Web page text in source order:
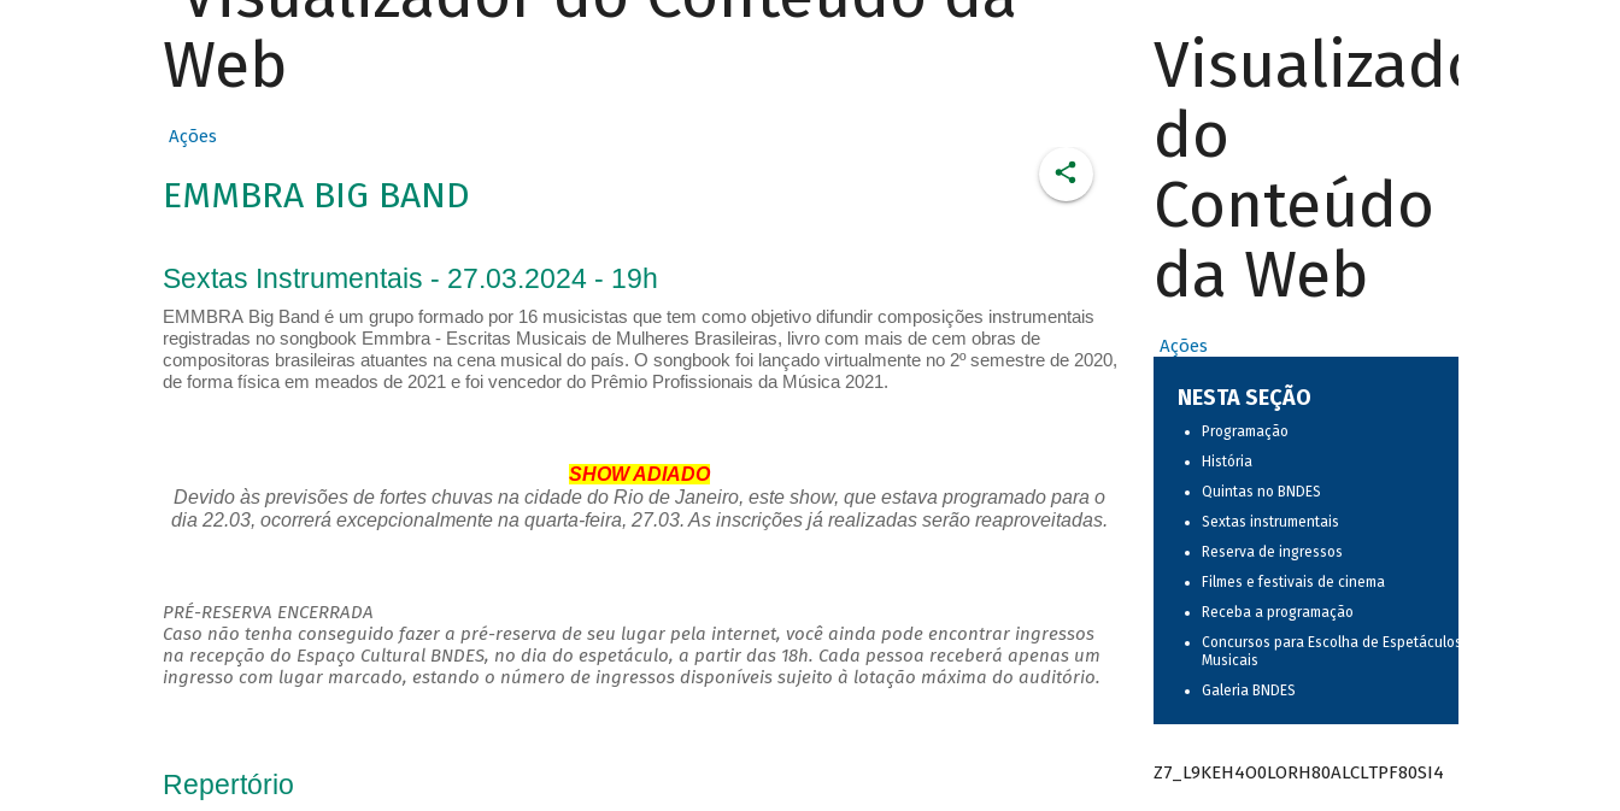
Web
Ações
EMMBRA BIG BAND
Sextas Instrumentais - 27.03.2024 - 19h
EMMBRA Big Band é um grupo formado por 16 musicistas que tem como objetivo difundir composições instrumentais
registradas no songbook Emmbra - Escritas Musicais de Mulheres Brasileiras, livro com mais de cem obras de
compositoras brasileiras atuantes na cena musical do país. O songbook foi lançado virtualmente no 2º semestre de 2020,
de forma física em meados de 2021 e foi vencedor do Prêmio Profissionais da Música 2021.
SHOW ADIADO
Devido às previsões de fortes chuvas na cidade do Rio de Janeiro, este show, que estava programado para o
dia 22.03, ocorrerá excepcionalmente na quarta-feira, 27.03. As inscrições já realizadas serão reaproveitadas.
PRÉ-RESERVA ENCERRADA
Caso não tenha conseguido fazer a pré-reserva de seu lugar pela internet, você ainda pode encontrar ingressos
na recepção do Espaço Cultural BNDES, no dia do espetáculo, a partir das 18h. Cada pessoa receberá apenas um
ingresso com lugar marcado, estando o número de ingressos disponíveis sujeito à lotação máxima do auditório.
Repertório
Visualizador
do
Conteúdo
da Web
Ações
NESTA SEÇÃO
Programação
História
Quintas no BNDES
Sextas instrumentais
Reserva de ingressos
Filmes e festivais de cinema
Receba a programação
Concursos para Escolha de Espetáculos
Musicais
Galeria BNDES
Z7_L9KEH4O0LORH80ALCLTPF80SI4